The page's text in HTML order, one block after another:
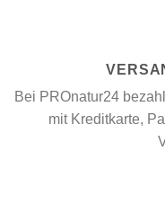
Bei PROnatur24
mit Kreditkarte,